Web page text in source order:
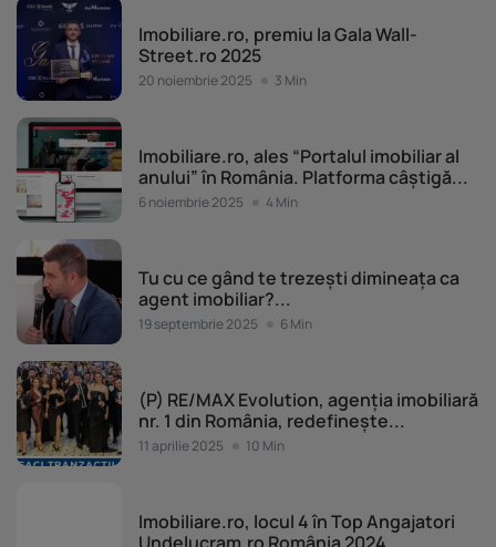
Imobiliare.ro, premiu la Gala Wall-
Street.ro 2025
20 noiembrie 2025 3 Min
Imobiliare.ro, ales “Portalul imobiliar al
anului” în România. Platforma câștigă...
6 noiembrie 2025 4 Min
Tu cu ce gând te trezești dimineața ca
agent imobiliar?...
19 septembrie 2025 6 Min
(P) RE/MAX Evolution, agenția imobiliară
nr. 1 din România, redefinește...
11 aprilie 2025 10 Min
Imobiliare.ro, locul 4 în Top Angajatori